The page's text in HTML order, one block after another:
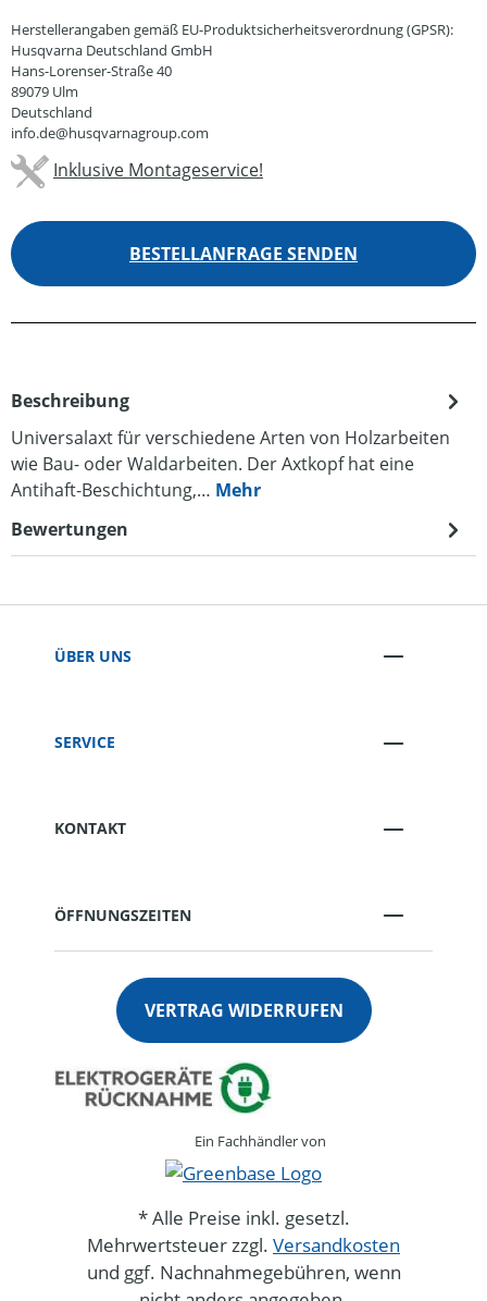
Herstellerangaben gemäß EU-Produktsicherheitsverordnung (GPSR):
Husqvarna Deutschland GmbH
Hans-Lorenser-Straße 40
89079 Ulm
Deutschland
info.de@husqvarnagroup.com
Inklusive Montageservice!
BESTELLANFRAGE SENDEN
Beschreibung
Universalaxt für verschiedene Arten von Holzarbeiten
wie Bau- oder Waldarbeiten. Der Axtkopf hat eine
Antihaft-Beschichtung,… Mehr
Bewertungen
ÜBER UNS
SERVICE
KONTAKT
ÖFFNUNGSZEITEN
VERTRAG WIDERRUFEN
Ein Fachhändler von
* Alle Preise inkl. gesetzl.
Mehrwertsteuer zzgl. Versandkosten
und ggf. Nachnahmegebühren, wenn